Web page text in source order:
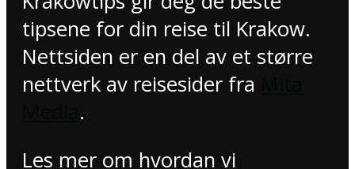
tipsene for din reise til Krakow.
Nettsiden er en del av et større
nettverk av reisesider fra
.
Les mer om hvordan vi